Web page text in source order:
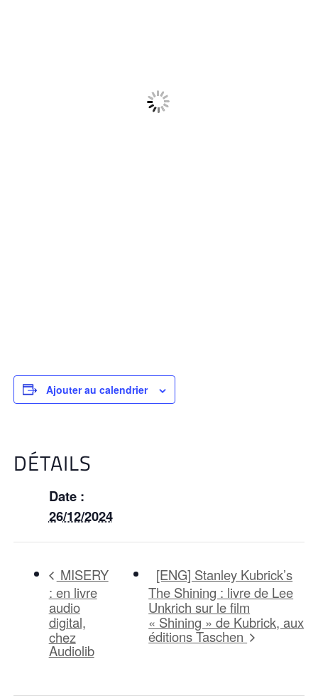
Ajouter au calendrier
DÉTAILS
Date :
26/12/2024
MISERY
: en livre
audio
digital,
chez
Audiolib
[ENG] Stanley Kubrick’s
The Shining : livre de Lee
Unkrich sur le film
« Shining » de Kubrick, aux
éditions Taschen